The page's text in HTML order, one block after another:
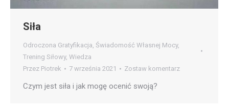
Siła
Odroczona Gratyfikacja, Świadomość Własnej Mocy,
Trening Siłowy, Wiedza
Przez Piotrek 7 września 2021 Zostaw komentarz
Czym jest siła i jak mogę ocenić swoją?